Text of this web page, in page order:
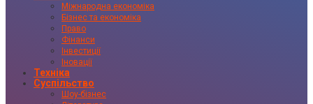
Міжнародна економіка
Бізнес та економіка
Право
Фінанси
Інвестиції
Іновації
Техніка
Суспільство
Шоу-бізнес